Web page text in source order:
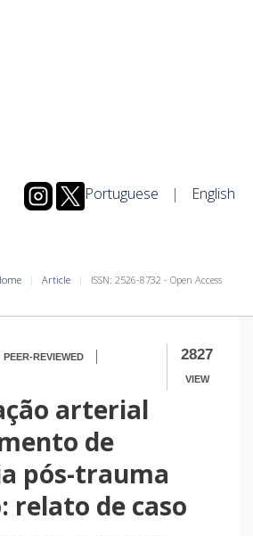
Portuguese | English
Article ISSN: 2526-8732 - Open Access
2827
VIEW
PEER-REVIEWED |
arterial
de
pós-trauma
relato de caso